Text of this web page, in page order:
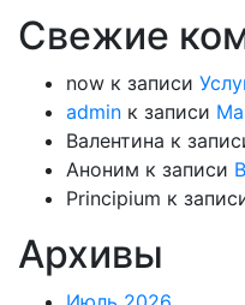
Свежие
now к записи
admin к записи
Валентина к
Аноним к записи
Principium к
Архивы